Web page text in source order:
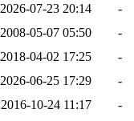
2026-07-23 20:14
-
2008-05-07 05:50
-
2018-04-02 17:25
-
2026-06-25 17:29
-
2016-10-24 11:17
-